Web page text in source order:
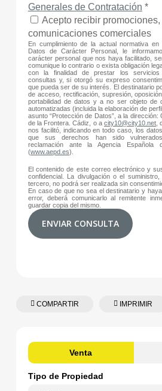
Generales de Contratación *
Acepto recibir promociones,
comunicaciones comerciales
En cumplimiento de la actual normativa
Datos de Carácter Personal, le
carácter personal que nos haya facilitado,
comunique lo contrario o exista obligación
con la finalidad de prestar los servicios
consultas y, si otorgó su expreso
que pueda ser de su interés. El destinatario
de acceso, rectificación, supresión,
portabilidad de datos y a no ser objeto de
automatizadas (incluida la elaboración de
asunto “Protección de Datos”, a la dirección:
de la Frontera. Cádiz, o acity10@city10.net
nos facilitó, indicando en todo caso, los
que sus derechos han sido
reclamación ante la Agencia Española
(www.aepd.es).
El contenido de este correo electrónico y
confidencial. La divulgación o el
tercero, no podrá ser realizada sin
En caso de que no sea el destinatario y
error, deberá comunicarlo al remitente
guardar copia del mismo.
ENVIAR CONSULTA
COMPARTIR IMPRIMIR
Venta
Tipo de Propiedad